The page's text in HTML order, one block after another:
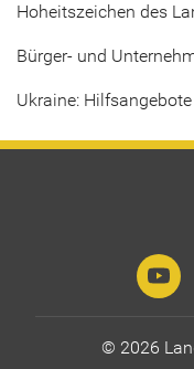
Hoheitszeichen des
Bürger- und
Ukraine:
© 2026